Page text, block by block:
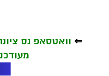
⇐ וואטסאפ נס